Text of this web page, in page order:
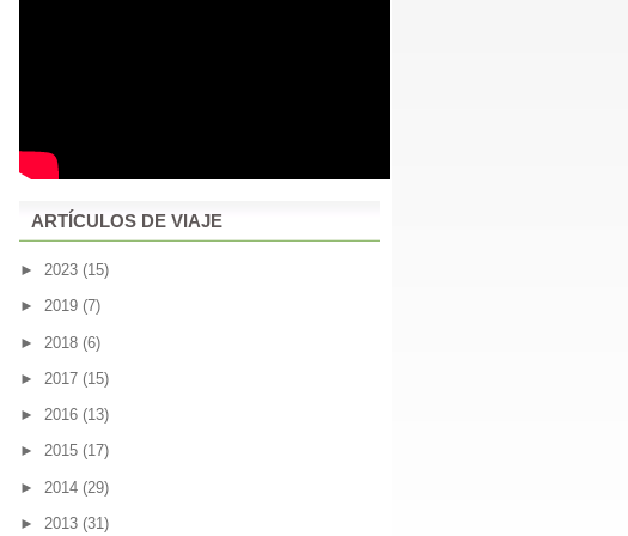
ARTÍCULOS DE VIAJE
► 2023 (15)
► 2019 (7)
► 2018 (6)
► 2017 (15)
► 2016 (13)
► 2015 (17)
► 2014 (29)
► 2013 (31)